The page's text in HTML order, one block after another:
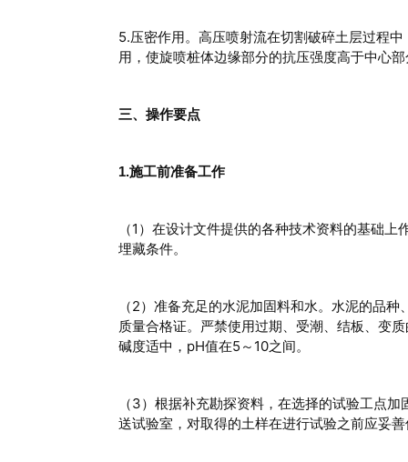
5.压密作用。高压喷射流在切割破碎土层过程
用，使旋喷桩体边缘部分的抗压强度高于中心
三、操作要点
1.施工前准备工作
（1）在设计文件提供的各种技术资料的基础
埋藏条件。
（2）准备充足的水泥加固料和水。水泥的品
质量合格证。严禁使用过期、受潮、结板、变
碱度适中，pH值在5～10之间。
（3）根据补充勘探资料，在选择的试验工点
送试验室，对取得的土样在进行试验之前应妥